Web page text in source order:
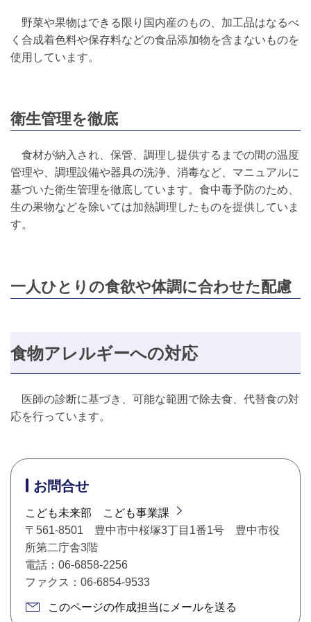
野菜や果物はできる限り国内産のもの、加工品はなるべ
く合成着色料や保存料などの食品添加物を含まないものを
使用しています。
衛生管理を徹底
食材が納入され、保管、調理し提供するまでの間の温度
管理や、調理設備や器具の洗浄、消毒など、マニュアルに
基づいた衛生管理を徹底しています。食中毒予防のため、
生の果物などを除いては加熱調理したものを提供していま
す。
一人ひとりの食欲や体調に合わせた配慮
食物アレルギーへの対応
医師の診断に基づき、可能な範囲で除去食、代替食の対
応を行っています。
お問合せ
こども未来部 こども事業課
〒561-8501 豊中市中桜塚3丁目1番1号 豊中市役
所第二庁舎3階
電話：06-6858-2256
ファクス：06-6854-9533
このページの作成担当にメールを送る